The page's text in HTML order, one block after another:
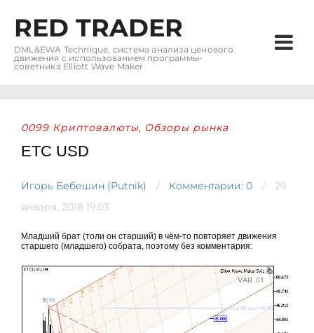
RED TRADER
DML&EWA Technique, система анализа ценового
движения с использованием программы-
советника Elliott Wave Maker
0099 Криптовалюты, Обзоры рынка
ETC USD
Игорь Бебешин (Putnik) Комментарии: 0
29
января, 2018 19:03
Младший брат (толи он старший) в чём-то повторяет движения
старшего (младшего) собрата, поэтому без комментария: